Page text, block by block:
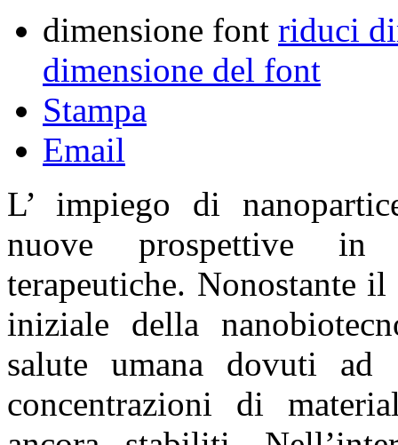
dimensione font riduci
dimensione del font
Stampa
Email
L’ impiego di
nuove prospettive in
terapeutiche. Nonostante
iniziale della
salute umana dovuti ad
concentrazioni di